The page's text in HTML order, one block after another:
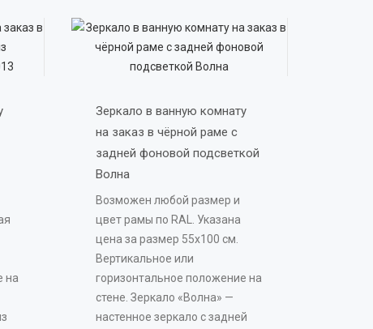
на
Зеркало в ванную комнату
на заказ в чёрной раме с
задней фоновой подсветкой
Волна
Возможен любой размер и
цвет рамы по RAL. Указана
цена за размер 55х100 см.
Вертикальное или
горизонтальное положение на
стене. Зеркало «Волна» —
настенное зеркало с задней